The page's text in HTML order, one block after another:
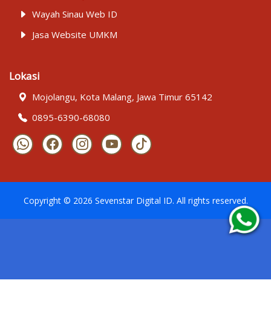
Wayah Sinau Web ID
Jasa Website UMKM
Lokasi
Mojolangu, Kota Malang, Jawa Timur 65142
0895-6390-68080
Copyright © 2026 Sevenstar Digital ID. All rights reserved.